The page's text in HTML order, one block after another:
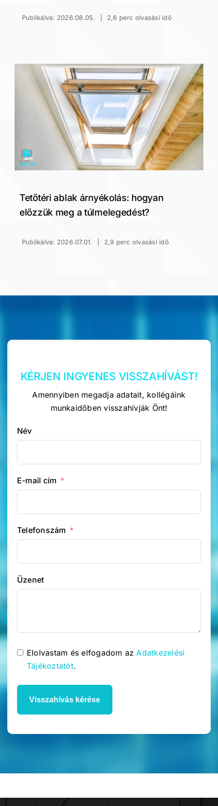
Publikálva: 2026.08.05. 2,6 perc olvasási idő
Tetőtéri ablak árnyékolás: hogyan
előzzük meg a túlmelegedést?
Publikálva: 2026.07.01. 2,9 perc olvasási idő
KÉRJEN INGYENES VISSZAHÍVÁST!
Amennyiben megadja adatait, kollégáink
munkaidőben visszahívják Önt!
Név
E-mail cím
Telefonszám
Üzenet
Elolvastam és elfogadom az Adatkezelési
Tájékoztatót.
Visszahívás kérése